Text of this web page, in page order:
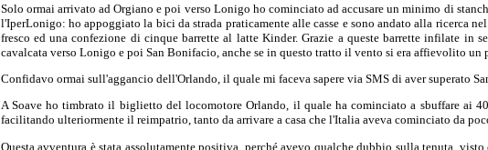
Solo ormai arrivato ad Orgiano e poi verso Lonigo ho cominciato ad accusare un minimo di
l'IperLonigo: ho appoggiato la bici da strada praticamente alle casse e sono andato alla ricerca
fresco ed una confezione di cinque barrette al latte Kinder. Grazie a queste barrette infilate in
cavalcata verso Lonigo e poi San Bonifacio, anche se in questo tratto il vento si era affievolito un
Confidavo ormai sull'aggancio dell'Orlando, il quale mi faceva sapere via SMS di aver superato
A Soave ho timbrato il biglietto del locomotore Orlando, il quale ha cominciato a sbuffare ai
facilitando ulteriormente il reimpatrio, tanto da arrivare a casa che l'Italia aveva cominciato da
Questa avventura è stata assolutamente positiva, perché avevo qualche dubbio sulla tenuta,